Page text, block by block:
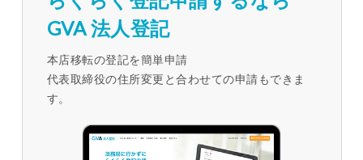
GVA 法人登記
本店移転の登記を簡単申請
代表取締役の住所変更と合わせての申請もできま
す。